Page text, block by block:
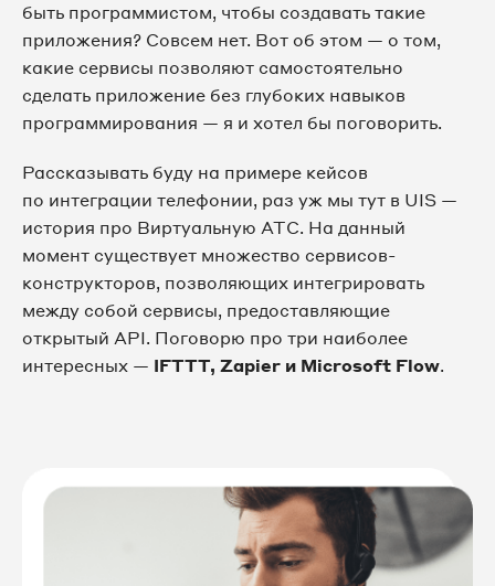
быть программистом, чтобы создавать такие
приложения? Совсем нет. Вот об этом — о том,
какие сервисы позволяют самостоятельно
сделать приложение без глубоких навыков
программирования — я и хотел бы поговорить.
Рассказывать буду на примере кейсов
по интеграции телефонии, раз уж мы тут в UIS —
история про Виртуальную АТС. На данный
момент существует множество сервисов-
конструкторов, позволяющих интегрировать
между собой сервисы, предоставляющие
открытый API. Поговорю про три наиболее
интересных — IFTTT, Zapier и Microsoft Flow.